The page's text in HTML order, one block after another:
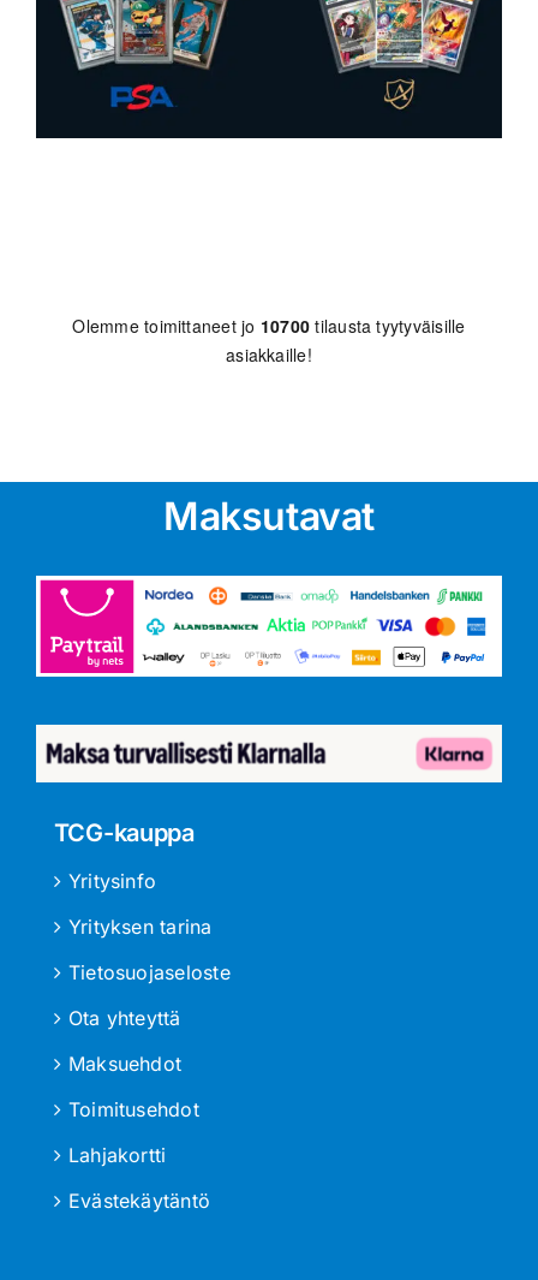
Olemme toimittaneet jo 10700 tilausta tyytyväisille
asiakkaille!
Maksutavat
TCG-kauppa
Yritysinfo
Yrityksen tarina
Tietosuojaseloste
Ota yhteyttä
Maksuehdot
Toimitusehdot
Lahjakortti
Evästekäytäntö